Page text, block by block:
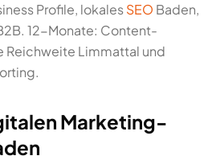
Profile, lokalesSEO Baden,
12-Monate: Content-
Reichweite Limmattal und
Marketing-